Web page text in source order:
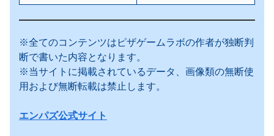
※全てのコンテンツはピザゲームラボの作者が独断判
断で書いた内容となります。
※当サイトに掲載されているデータ、画像類の無断使
用および無断転載は禁止します。
エンパズ公式サイト